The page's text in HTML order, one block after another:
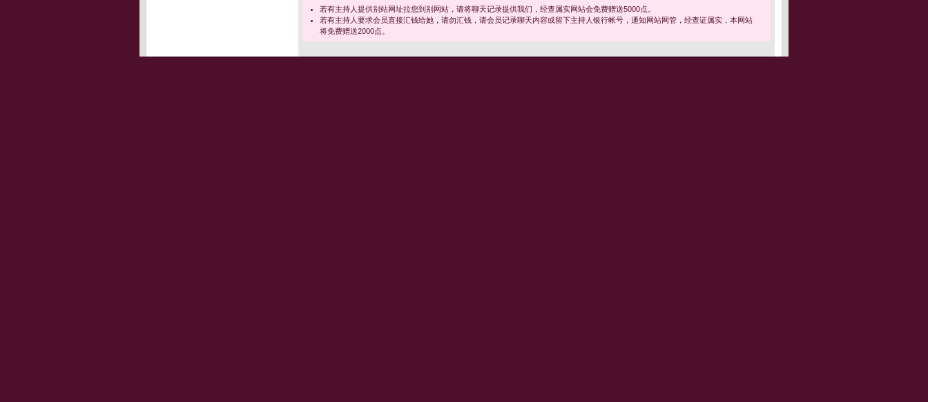
若有主持人提供别站网址拉您到别网站，请将聊天记录提供我们，经查属实网站会免费赠送5000点。
若有主持人要求会员直接汇钱给她，请勿汇钱，请会员记录聊天内容或留下主持人银行帐号，通知网站网管，经查证属实，本网站
将免费赠送2000点。